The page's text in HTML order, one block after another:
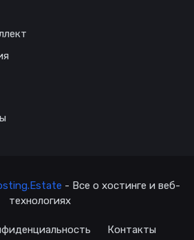
- Все о хостинге и веб-
технологиях
Контакты